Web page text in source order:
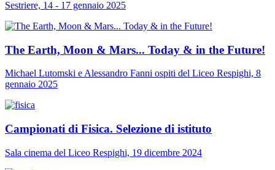
Sestriere, 14 - 17 gennaio 2025
The Earth, Moon & Mars... Today & in the Future!
Michael Lutomski e Alessandro Fanni ospiti del Liceo Respighi, 8
gennaio 2025
Campionati di Fisica. Selezione di istituto
Sala cinema del Liceo Respighi, 19 dicembre 2024